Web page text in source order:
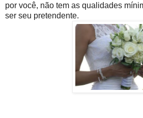
por você, não tem as qualidades
ser seu pretendente.